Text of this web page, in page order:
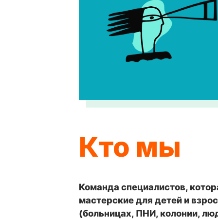
Кто мы
Команда специалистов,
мастерские для детей и
(больницах, ПНИ, колонии,